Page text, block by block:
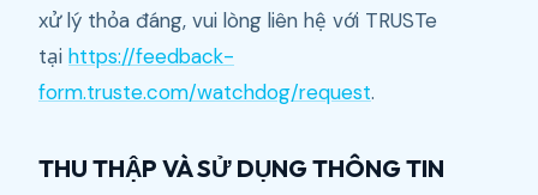
xử lý thỏa đáng, vui lòng liên hệ với TRUSTe
tại https://feedback-
form.truste.com/watchdog/request.
THU THẬP VÀ SỬ DỤNG THÔNG TIN